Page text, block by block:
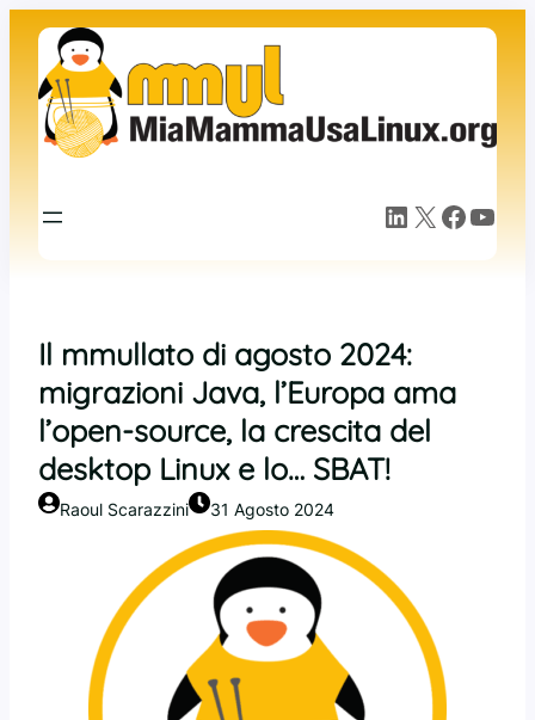
contenuto
LinkedIn X Facebook YouTube
Il mmullato di agosto 2024:
migrazioni Java, l’Europa ama
l’open-source, la crescita del
desktop Linux e lo… SBAT!
Raoul Scarazzini 31 Agosto 2024